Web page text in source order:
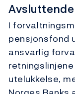
I
pensjonsfond
ansvarlig
utelukkelse,